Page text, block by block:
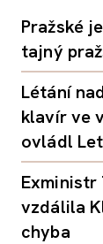
Pražské
tajný
Létání
klavír ve
ovládl
Exministr
vzdálila
chyba